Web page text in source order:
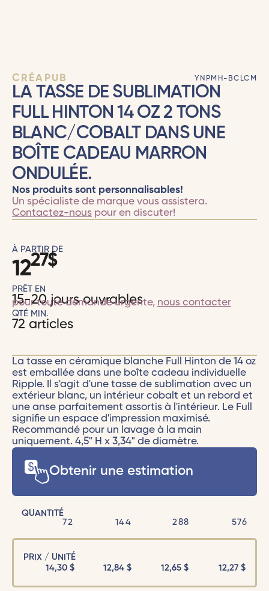
CRÉAPUB YNPMH-BCLCM
LA TASSE DE SUBLIMATION
FULL HINTON 14 OZ 2 TONS
BLANC/COBALT DANS UNE
BOÎTE CADEAU MARRON
ONDULÉE.
Nos produits sont personnalisables!
Un spécialiste de marque vous assistera.
Contactez-nouspour en discuter!
À PARTIR DE
1227$
PRÊT EN
15-20 jours ouvrables
pour toute demande urgente, nous contacter
QTÉ MIN.
72 articles
La tasse en céramique blanche Full Hinton de 14 oz
est emballée dans une boîte cadeau individuelle
Ripple. Il s'agit d'une tasse de sublimation avec un
extérieur blanc, un intérieur cobalt et un rebord et
une anse parfaitement assortis à l'intérieur. Le Full
signifie un espace d'impression maximisé.
Recommandé pour un lavage à la main
uniquement. 4,5" H x 3,34" de diamètre.
Obtenir une estimation
QUANTITÉ
72
144 288 576
PRIX / UNITÉ
14,30 $ 12,84$ 12,65$ 12,27$